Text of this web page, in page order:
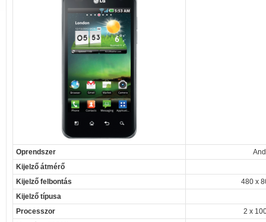
Oprendszer
Kijelző átmérő
Kijelző felbontás
480 x
Kijelző típusa
Processzor
2 x